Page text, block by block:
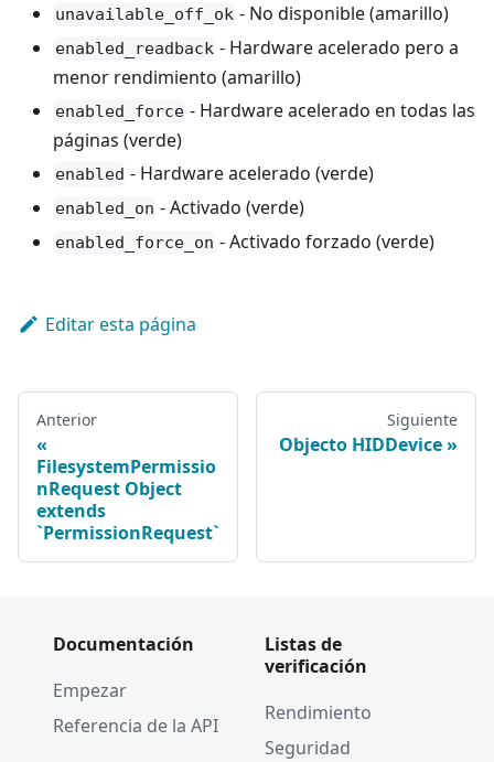
unavailable_off_ok - No disponible (amarillo)
enabled_readback - Hardware acelerado pero a
menor rendimiento (amarillo)
enabled_force - Hardware acelerado en todas las
páginas (verde)
enabled - Hardware acelerado (verde)
enabled_on - Activado (verde)
enabled_force_on - Activado forzado (verde)
Editar esta página
Anterior
FilesystemPermissio
nRequest Object
extends
`PermissionRequest`
Siguiente
Objecto HIDDevice
Documentación
Empezar
Referencia de la API
Listas de
verificación
Rendimiento
Seguridad